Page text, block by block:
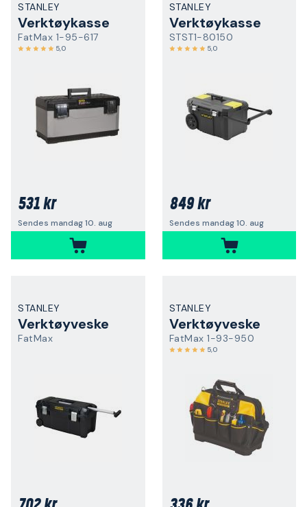
STANLEY
Verktøykasse
FatMax 1-95-617
5,0
531 kr
Sendes mandag 10. aug
STANLEY
Verktøykasse
STST1-80150
5,0
849 kr
Sendes mandag 10. aug
STANLEY
Verktøyveske
FatMax
STANLEY
Verktøyveske
FatMax 1-93-950
5,0